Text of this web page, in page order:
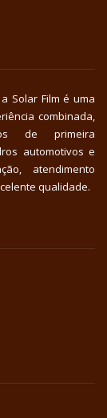
Solar Film é uma
combinada,
de primeira
automotivos e
atendimento
qualidade.